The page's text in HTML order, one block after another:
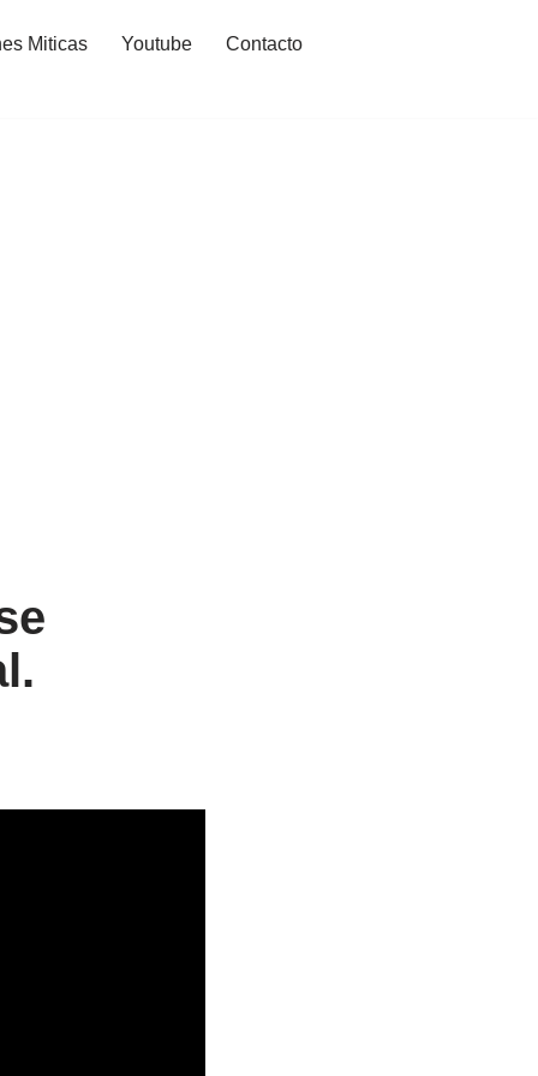
Miticas Youtube
Contacto